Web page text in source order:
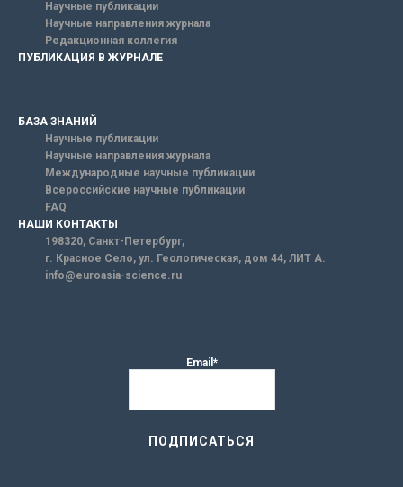
Научные публикации
Научные направления журнала
Редакционная коллегия
ПУБЛИКАЦИЯ В ЖУРНАЛЕ
БАЗА ЗНАНИЙ
Научные публикации
Научные направления журнала
Международные научные публикации
Всероссийские научные публикации
FAQ
НАШИ КОНТАКТЫ
198320, Санкт-Петербург,
г. Красное Село, ул. Геологическая, дом 44, ЛИТ А.
info@euroasia-science.ru
Email*